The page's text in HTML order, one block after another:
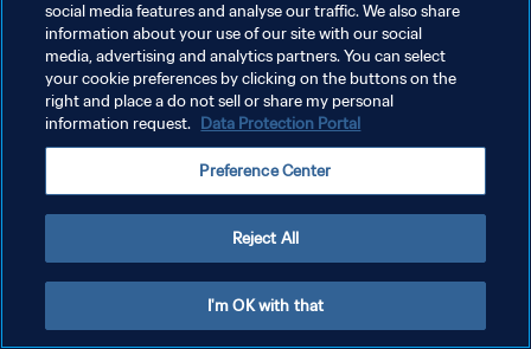
POLITIQUE DE CONFIDENTIALITÉ
CONDITIONS D'UTILISATION
GÉRER VOS PRÉFÉRENCES SUR LES COOKIES
social media features and analyse our traffic. We also share
information about your use of our site with our social
media, advertising and analytics partners. You can select
your cookie preferences by clicking on the buttons on the
right and place a do not sell or share my personal
information request. Data Protection Portal
Preference Center
Reject All
I'm OK with that